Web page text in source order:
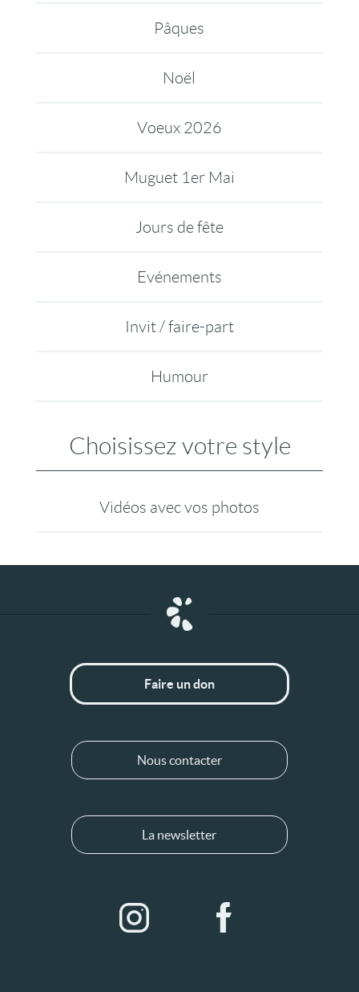
Pâques
Noël
Voeux 2026
Muguet 1er Mai
Jours de fête
Evénements
Invit / faire-part
Humour
Choisissez votre style
Vidéos avec vos photos
Faire un don
Nous contacter
La newsletter